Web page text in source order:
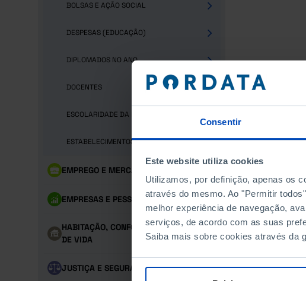
Consentir
Este website utiliza cookies
Utilizamos, por definição, apenas os
através do mesmo. Ao "Permitir
melhor experiência de navegação,
serviços, de acordo com as suas
Saiba mais sobre cookies através da
BOLSAS E AÇÃO SOCIAL
DESPESAS (EDUCAÇÃO)
DIPLOMADOS NO ANO
DOCENTES
ESCOLARIDADE DA POPULAÇÃO
ESTABELECIMENTOS DE ENSINO
EMPREGO E MERCADO DE TRABALHO
EMPRESAS E PESSOAL
HABITAÇÃO, CONFORTO E CONDIÇÕES
DE VIDA
JUSTIÇA E SEGURANÇA